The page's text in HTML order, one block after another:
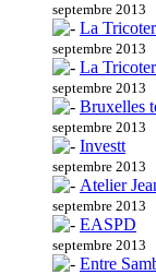
septembre 2013
La
septembre 2013
La
septembre 2013
Bruxelles
septembre 2013
Investt
septembre 2013
Atelier
septembre 2013
EASPD
septembre 2013
Entre